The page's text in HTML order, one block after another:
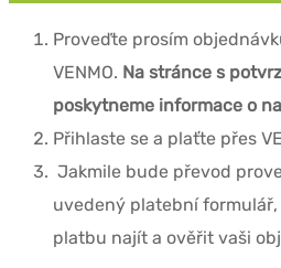
Proveďte prosím
VENMO. Na stránce s
poskytneme informace o
Přihlaste se a plaťte přes
Jakmile bude převod
uvedený platební
platbu najít a ověřit vaši